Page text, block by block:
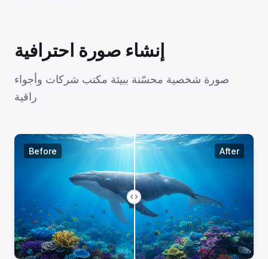
إنشاء صورة احترافية
صورة شخصية محسّنة ببيئة مكتب شركات وأجواء
راقية
Before After